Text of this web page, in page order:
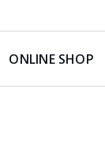
ONLINE SHOP